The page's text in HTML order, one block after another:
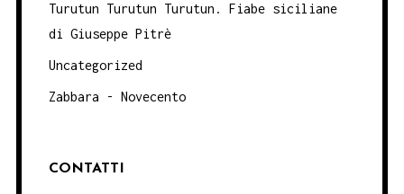
Turutun Turutun Turutun. Fiabe siciliane
di Giuseppe Pitrè
Uncategorized
Zabbara - Novecento
CONTATTI